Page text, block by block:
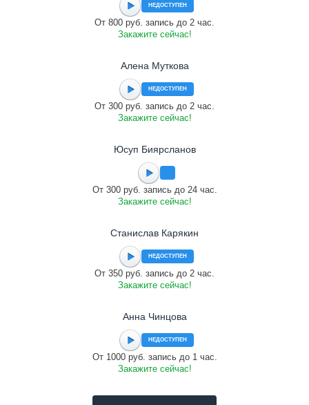
НЕДОСТУПЕН
От 800 руб. запись до 2 час.
Закажите сейчас!
Алена Муткова
НЕДОСТУПЕН
От 300 руб. запись до 2 час.
Закажите сейчас!
Юсуп Биярсланов
От 300 руб. запись до 24 час.
Закажите сейчас!
Станислав Карякин
НЕДОСТУПЕН
От 350 руб. запись до 2 час.
Закажите сейчас!
Анна Чинцова
НЕДОСТУПЕН
От 1000 руб. запись до 1 час.
Закажите сейчас!